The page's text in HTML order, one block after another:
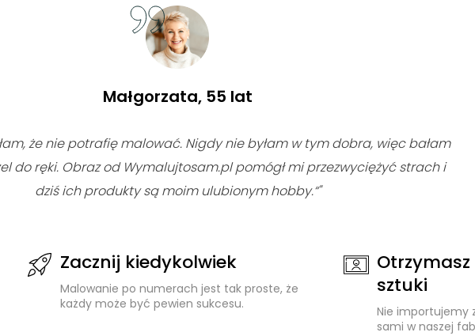
Małgorzata, 55 lat
że nie potrafię malować. Nigdy nie byłam w tym dobra, więc bałam
do ręki. Obraz od Wymalujtosam.pl pomógł mi przezwyciężyć strach i
dziś ich produkty są moim ulubionym hobby.“"
Zacznij kiedykolwiek
Malowanie po numerach jest tak proste, że
każdy może być pewien sukcesu.
sztuki
Nie importujemy
sami w naszej